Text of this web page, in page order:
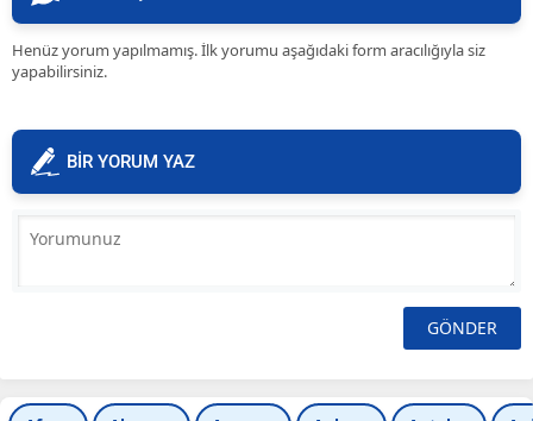
Henüz yorum yapılmamış. İlk yorumu aşağıdaki form aracılığıyla siz
yapabilirsiniz.
BİR YORUM YAZ